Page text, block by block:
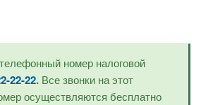
номер налоговой
22-22. Все звонки на этот
осуществляются бесплатно